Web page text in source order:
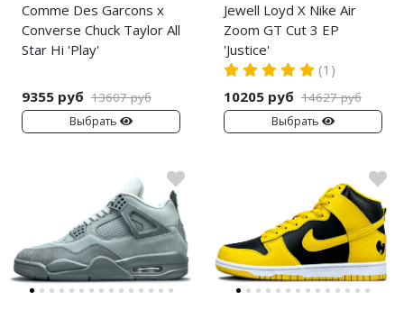
Comme Des Garcons x
Converse Chuck Taylor All
Star Hi 'Play'
9355 руб 13607 руб
Выбрать
Jewell Loyd X Nike Air
Zoom GT Cut 3 EP
'Justice'
(1)
10205 руб 14627 руб
Выбрать